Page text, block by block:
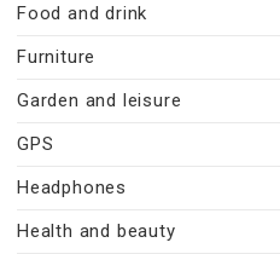
Food and drink
Furniture
Garden and leisure
GPS
Headphones
Health and beauty